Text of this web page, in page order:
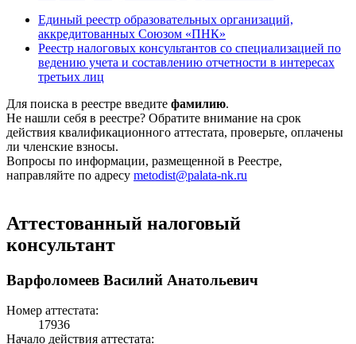
Единый реестр образовательных организаций,
аккредитованных Союзом «ПНК»
Реестр налоговых консультантов со специализацией по
ведению учета и составлению отчетности в интересах
третьих лиц
Для поиска в реестре введите фамилию.
Не нашли себя в реестре? Обратите внимание на срок
действия квалификационного аттестата, проверьте, оплачены
ли членские взносы.
Вопросы по информации, размещенной в Реестре,
направляйте по адресу metodist@palata-nk.ru
Аттестованный налоговый
консультант
Варфоломеев Василий Анатольевич
Номер аттестата:
17936
Начало действия аттестата: